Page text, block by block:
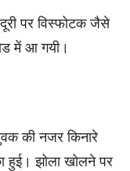
पर विस्फोटक जैसे
में आ गयी।
की नजर किनारे
हुई। झोला खोलने पर